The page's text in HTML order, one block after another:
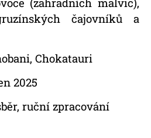
čajovníků a
Chokatauri
2025
ruční zpracování